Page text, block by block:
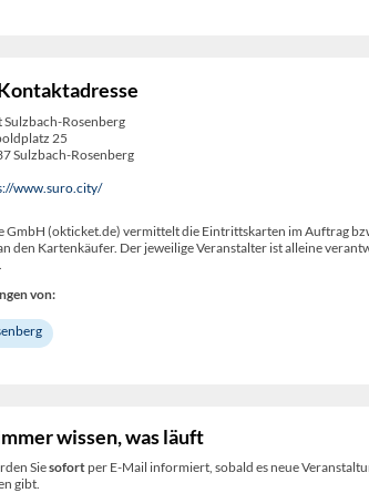
Sulzbach-Rosenberg
25
Sulzbach-Rosenberg
www.suro.city/
GmbH (okticket.de) vermittelt die Eintrittskarten im Auftrag
den Kartenkäufer. Der jeweilige Veranstalter ist alleine
von:
wissen, was läuft
Siesofortper E-Mail informiert, sobald es neue
gibt.